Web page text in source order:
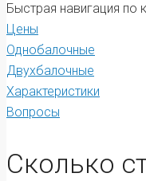
Быстрая навигация по
Цены
Однобалочные
Двухбалочные
Характеристики
Вопросы
Сколько